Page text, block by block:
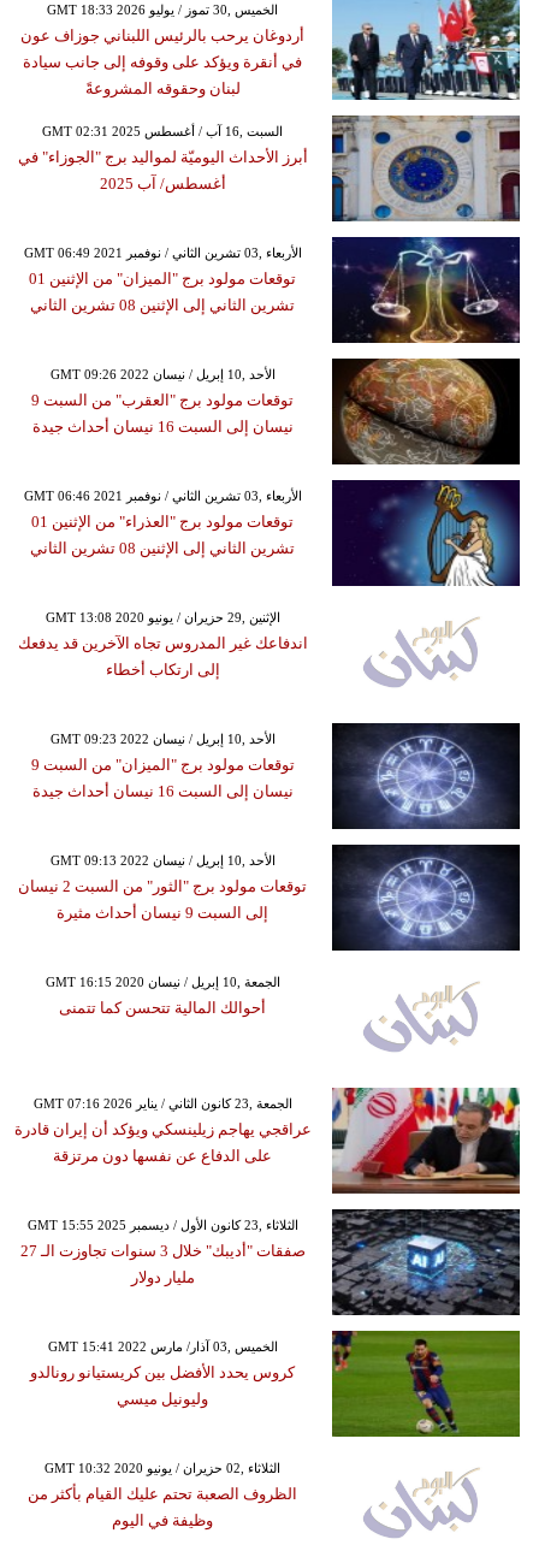
GMT 18:33 2026 الخميس ,30 تموز / يوليو
أردوغان يرحب بالرئيس اللبناني جوزاف عون
في أنقرة ويؤكد على وقوفه إلى جانب سيادة
لبنان وحقوقه المشروعةً
GMT 02:31 2025 السبت ,16 آب / أغسطس
أبرز الأحداث اليوميّة لمواليد برج "الجوزاء" في
أغسطس/ آب 2025
GMT 06:49 2021 الأربعاء ,03 تشرين الثاني / نوفمبر
توقعات مولود برج "الميزان" من الإثنين 01
تشرين الثاني إلى الإثنين 08 تشرين الثاني
GMT 09:26 2022 الأحد ,10 إبريل / نيسان
توقعات مولود برج "العقرب" من السبت 9
نيسان إلى السبت 16 نيسان أحداث جيدة
GMT 06:46 2021 الأربعاء ,03 تشرين الثاني / نوفمبر
توقعات مولود برج "العذراء" من الإثنين 01
تشرين الثاني إلى الإثنين 08 تشرين الثاني
GMT 13:08 2020 الإثنين ,29 حزيران / يونيو
اندفاعك غير المدروس تجاه الآخرين قد يدفعك
إلى ارتكاب أخطاء
GMT 09:23 2022 الأحد ,10 إبريل / نيسان
توقعات مولود برج "الميزان" من السبت 9
نيسان إلى السبت 16 نيسان أحداث جيدة
GMT 09:13 2022 الأحد ,10 إبريل / نيسان
توقعات مولود برج "الثور" من السبت 2 نيسان
إلى السبت 9 نيسان أحداث مثيرة
GMT 16:15 2020 الجمعة ,10 إبريل / نيسان
أحوالك المالية تتحسن كما تتمنى
GMT 07:16 2026 الجمعة ,23 كانون الثاني / يناير
عراقجي يهاجم زيلينسكي ويؤكد أن إيران قادرة
على الدفاع عن نفسها دون مرتزقة
GMT 15:55 2025 الثلاثاء ,23 كانون الأول / ديسمبر
صفقات "أديبك" خلال 3 سنوات تجاوزت الـ 27
مليار دولار
GMT 15:41 2022 الخميس ,03 آذار/ مارس
كروس يحدد الأفضل بين كريستيانو رونالدو
وليونيل ميسي
GMT 10:32 2020 الثلاثاء ,02 حزيران / يونيو
الظروف الصعبة تحتم عليك القيام بأكثر من
وظيفة في اليوم